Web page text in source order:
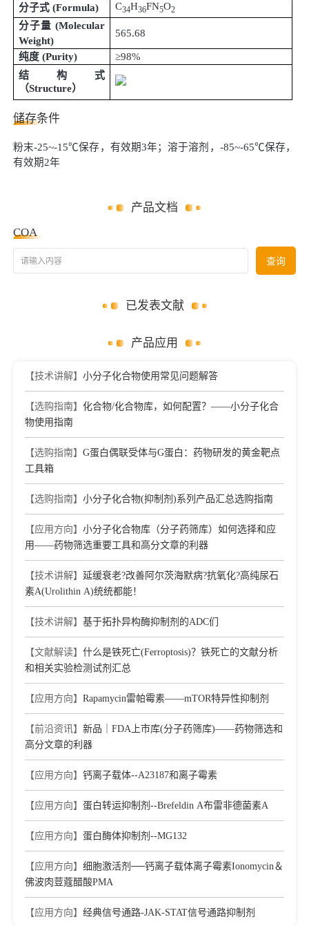
分子式 (Formula) C34H36FN5O2
分子量 (Molecular
Weight)
565.68
纯度 (Purity)
≥98%
结构式
（Structure）
储存条件
粉末-25~-15℃保存，有效期3年；溶于溶剂，-85~-65℃保存，
有效期2年
产品文档
COA
请输入内容 查询
已发表文献
产品应用
【技术讲解】 小分子化合物使用常见问题解答
【选购指南】 化合物/化合物库，如何配置？——小分子化合
物使用指南
【选购指南】 G蛋白偶联受体与G蛋白：药物研发的黄金靶点
工具箱
【选购指南】 小分子化合物(抑制剂)系列产品汇总选购指南
【应用方向】 小分子化合物库（分子药筛库）如何选择和应
用——药物筛选重要工具和高分文章的利器
【技术讲解】 延缓衰老?改善阿尔茨海默病?抗氧化?高纯尿石
素A(Urolithin A)统统都能！
【技术讲解】 基于拓扑异构酶抑制剂的ADC们
【文献解读】 什么是铁死亡(Ferroptosis)？铁死亡的文献分析
和相关实验检测试剂汇总
【应用方向】 Rapamycin雷帕霉素——mTOR特异性抑制剂
【前沿资讯】 新品｜FDA上市库(分子药筛库)——药物筛选和
高分文章的利器
【应用方向】 钙离子载体--A23187和离子霉素
【应用方向】 蛋白转运抑制剂--Brefeldin A布雷非德菌素A
【应用方向】 蛋白酶体抑制剂--MG132
【应用方向】 细胞激活剂──钙离子载体离子霉素Ionomycin＆
佛波肉荳蔻醋酸PMA
【应用方向】 经典信号通路-JAK-STAT信号通路抑制剂